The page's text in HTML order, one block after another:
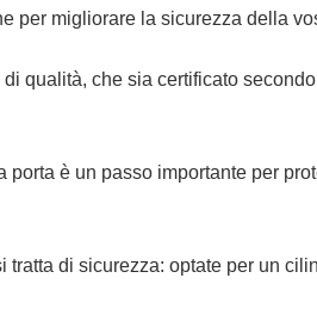
per migliorare la sicurezza della
qualità, che sia certificato
porta è un passo importante per
di sicurezza: optate per un